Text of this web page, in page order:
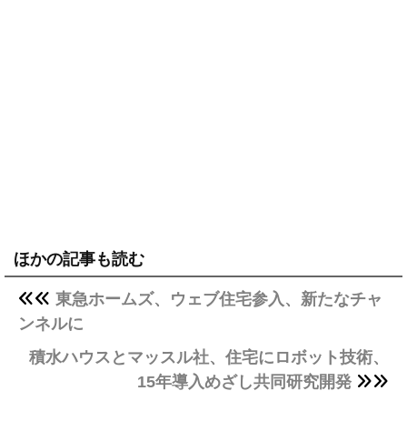
ほかの記事も読む
東急ホームズ、ウェブ住宅参入、新たなチャ
ンネルに
積水ハウスとマッスル社、住宅にロボット技術、
15年導入めざし共同研究開発